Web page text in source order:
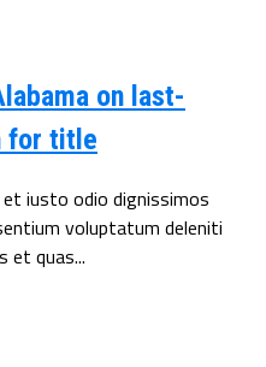
on last-
for title
iusto odio dignissimos
voluptatum deleniti
et quas...